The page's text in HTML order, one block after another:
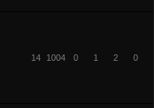
14 1004 0 1 2 0